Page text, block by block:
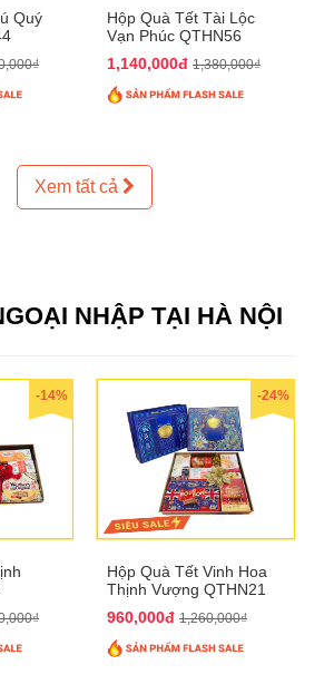
Quý
Hộp Quà Tết Tài Lộc
Vạn Phúc QTHN56
1,140,000đ 1,380,000₫
Xem tất cả
NHẬP TẠI HÀ NỘI
-14% -24%
Hộp Quà Tết Vinh Hoa
Thịnh Vượng QTHN21
960,000đ 1,260,000₫